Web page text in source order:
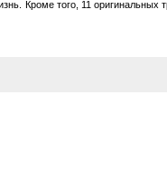
Кроме того, 11 оригинальных